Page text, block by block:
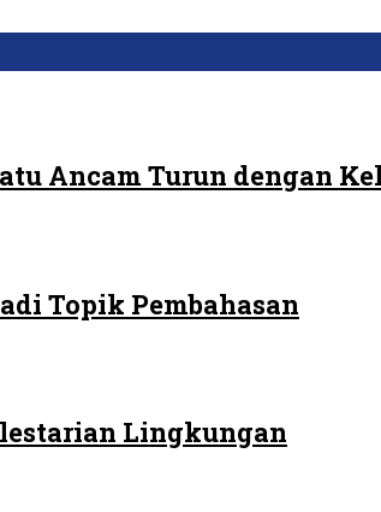
Ancam Turun dengan
Topik Pembahasan
Lingkungan